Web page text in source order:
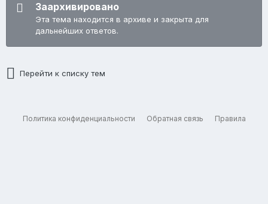
Заархивировано
Эта тема находится в архиве и закрыта для
дальнейших ответов.
Перейти к списку тем
Политика конфиденциальности Обратная связь Правила